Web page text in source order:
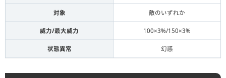
対象 敵のいずれか
威力/最大威力 100×3%/150×3%
状態異常 幻惑